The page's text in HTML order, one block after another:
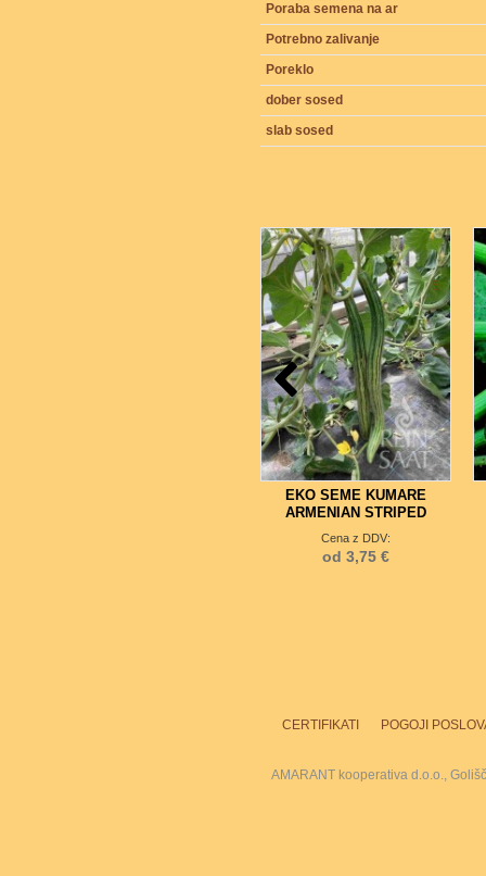
Poraba semena na ar
Potrebno zalivanje
Poreklo
dober sosed
slab sosed
5
EKO SEME KUMARE
ARMENIAN STRIPED
Cena z DDV:
od 3,75 €
CERTIFIKATI POGOJI
AMARANT kooperativa d.o.o.,